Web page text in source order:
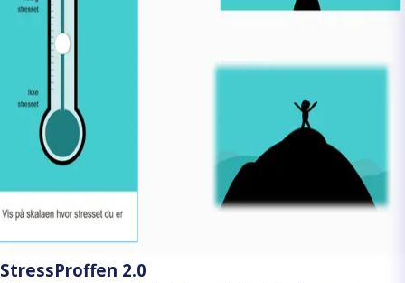
StressProffen 2.0